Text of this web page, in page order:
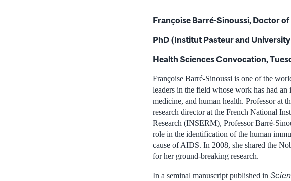
Françoise Barré-Sinoussi, Doctor of
PhD (Institut Pasteur and
Health Sciences Convocation,
Françoise Barré-Sinoussi is one of the
leaders in the field whose work has had an
medicine, and human health. Professor at
research director at the French National
Research (INSERM), Professor Barré-
role in the identification of the human
cause of AIDS. In 2008, she shared the
for her ground-breaking research.
In a seminal manuscript published in